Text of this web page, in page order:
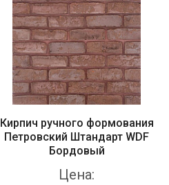
Кирпич ручного формования
Петровский Штандарт WDF
Бордовый
Цена: